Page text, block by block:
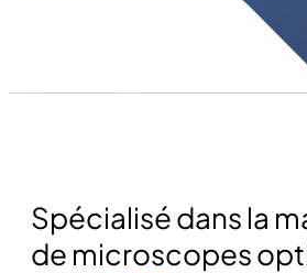
Spécialisé dans la
de microscopes